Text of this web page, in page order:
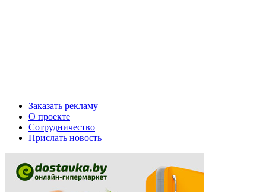
Заказать рекламу
О проекте
Сотрудничество
Прислать новость